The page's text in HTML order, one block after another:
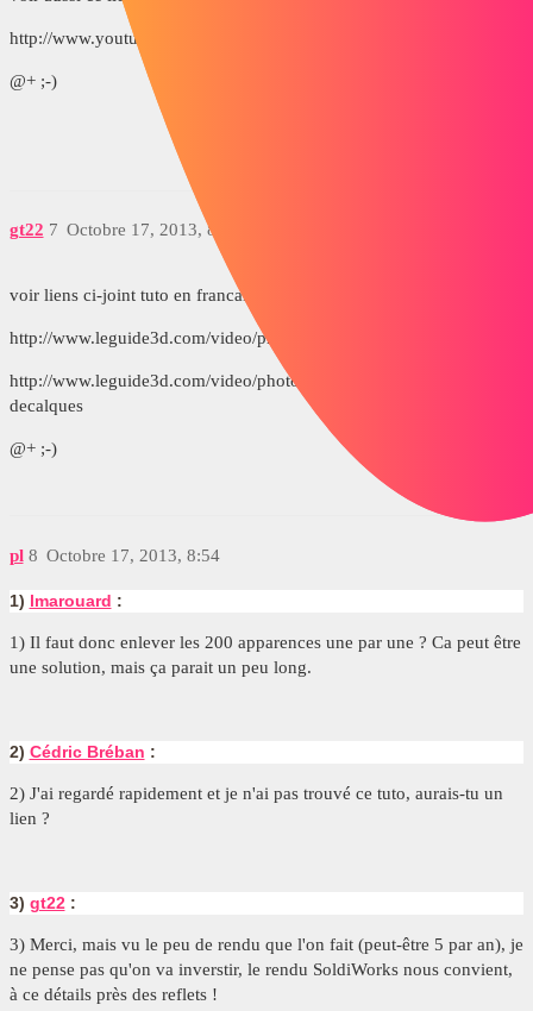
http://www.youtube.com/watch?v=yo5tmz1EsYo
@+ ;-)
gt22 Octobre 17, 2013, 8:52
7
voir liens ci-joint tuto en francais
http://www.leguide3d.com/video/photoview-360-sc-nes-et-lumi-res
http://www.leguide3d.com/video/photoview-360-apparences-et-
decalques
@+ ;-)
pl Octobre 17, 2013, 8:54
8
1) lmarouard :
1) Il faut donc enlever les 200 apparences une par une ? Ca peut être
une solution, mais ça parait un peu long.
2) Cédric Bréban :
2) J'ai regardé rapidement et je n'ai pas trouvé ce tuto, aurais-tu un
lien ?
3) gt22:
3) Merci, mais vu le peu de rendu que l'on fait (peut-être 5 par an), je
ne pense pas qu'on va inverstir, le rendu SoldiWorks nous convient,
à ce détails près des reflets !